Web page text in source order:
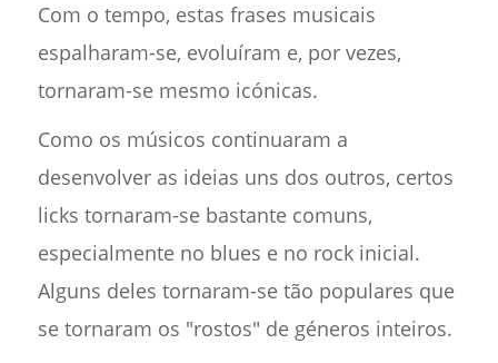
Com o tempo, estas frases musicais
espalharam-se, evoluíram e, por vezes,
tornaram-se mesmo icónicas.
Como os músicos continuaram a
desenvolver as ideias uns dos outros, certos
licks tornaram-se bastante comuns,
especialmente no blues e no rock inicial.
Alguns deles tornaram-se tão populares que
se tornaram os "rostos" de géneros inteiros.